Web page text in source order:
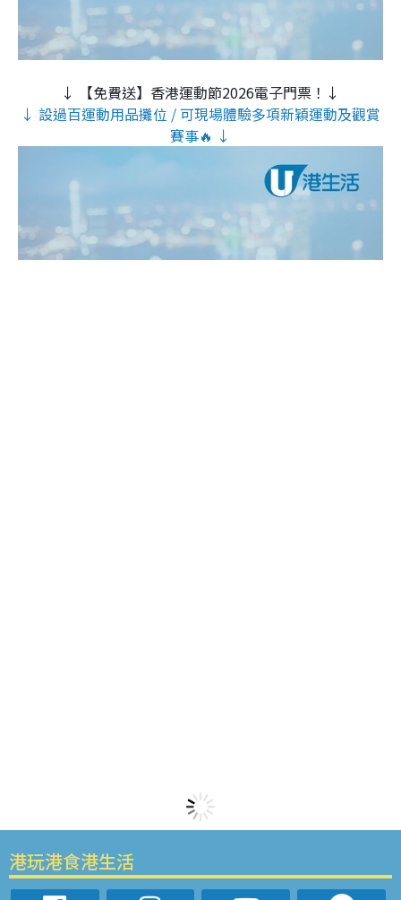
↓ 【免費送】香港運動節2026電子門票！↓
↓ 設過百運動用品攤位 / 可現場體驗多項新穎運動及觀賞
賽事🔥 ↓
港玩港食港生活